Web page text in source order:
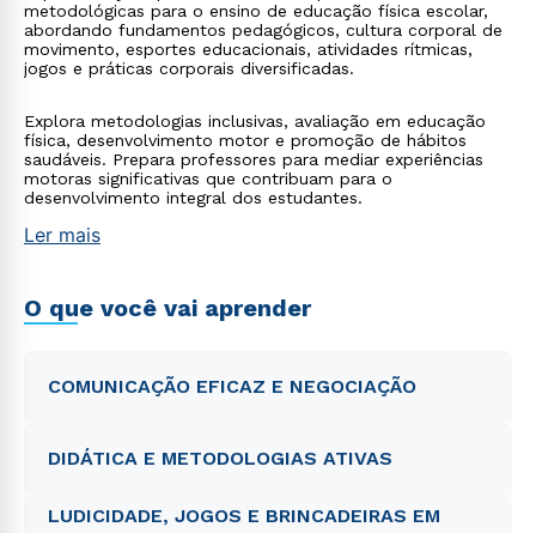
metodológicas para o ensino de educação física escolar,
abordando fundamentos pedagógicos, cultura corporal de
movimento, esportes educacionais, atividades rítmicas,
jogos e práticas corporais diversificadas.
Explora metodologias inclusivas, avaliação em educação
física, desenvolvimento motor e promoção de hábitos
saudáveis. Prepara professores para mediar experiências
motoras significativas que contribuam para o
desenvolvimento integral dos estudantes.
Ler mais
O que você vai aprender
COMUNICAÇÃO EFICAZ E NEGOCIAÇÃO
DIDÁTICA E METODOLOGIAS ATIVAS
LUDICIDADE, JOGOS E BRINCADEIRAS EM